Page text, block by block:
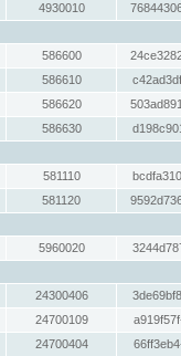
4930010
586600
586610
586620
586630
581110
581120
5960020
24300406
24700109
24700404